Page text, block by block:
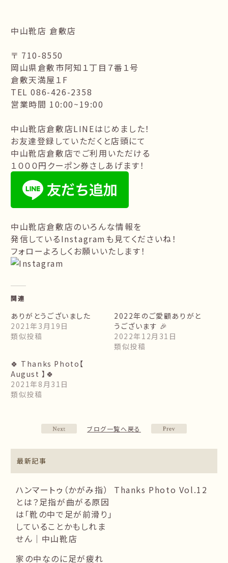
中山靴店 倉敷店
〒 710-8550
岡山県倉敷市阿知１丁目７番１号
倉敷天満屋１F
TEL 086-426-2358
営業時間 10:00~19:00
中山靴店倉敷店LINEはじめました！
お友達登録していただくと店頭にて
中山靴店倉敷店でご利用いただける
１０００円クーポン券さしあげます！
中山靴店倉敷店のいろんな情報を
発信しているInstagramも見てくださいね！
フォローよろしくお願いいたします！
関連
ありがとうございました
2021年3月19日
類似投稿
2022年のご愛顧ありがと
うございます 🎉
2022年12月31日
類似投稿
🍀 Thanks Photo【
August 】🍀
2021年8月31日
類似投稿
ブログ一覧へ戻る
最新記事
ハンマートゥ（かがみ指）
とは？足指が曲がる原因
は「靴の中で足が前滑り」
していることかもしれま
せん｜中山靴店
Thanks Photo Vol.12
家の中なのに足が疲れ